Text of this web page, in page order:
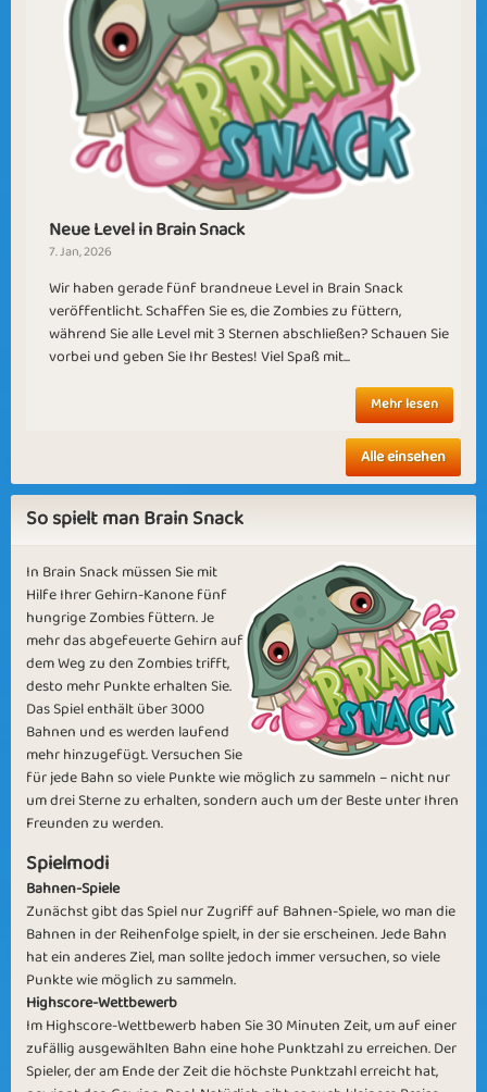
Half Way There Still Snowing?
A New Beginning
Bouncing Eyes
Hungry Zombies Chewing Brains
Monsters Snack Hour
Brains Out
Hunger Games Bouncing Brain
Neue Level in Brain Snack
7. Jan, 2026
Wir haben gerade fünf brandneue Level in Brain Snack
veröffentlicht. Schaffen Sie es, die Zombies zu füttern,
während Sie alle Level mit 3 Sternen abschließen? Schauen Sie
vorbei und geben Sie Ihr Bestes! Viel Spaß mit...
Mehr lesen
Alle einsehen
So spielt man Brain Snack
In Brain Snack müssen Sie mit
Hilfe Ihrer Gehirn-Kanone fünf
hungrige Zombies füttern. Je
mehr das abgefeuerte Gehirn auf
dem Weg zu den Zombies trifft,
desto mehr Punkte erhalten Sie.
Das Spiel enthält über 3000
Bahnen und es werden laufend
mehr hinzugefügt. Versuchen Sie
für jede Bahn so viele Punkte wie möglich zu sammeln – nicht nur
um drei Sterne zu erhalten, sondern auch um der Beste unter Ihren
Freunden zu werden.
Spielmodi
Bahnen-Spiele
Zunächst gibt das Spiel nur Zugriff auf Bahnen-Spiele, wo man die
Bahnen in der Reihenfolge spielt, in der sie erscheinen. Jede Bahn
hat ein anderes Ziel, man sollte jedoch immer versuchen, so viele
Punkte wie möglich zu sammeln.
Highscore-Wettbewerb
Im Highscore-Wettbewerb haben Sie 30 Minuten Zeit, um auf einer
zufällig ausgewählten Bahn eine hohe Punktzahl zu erreichen. Der
Spieler, der am Ende der Zeit die höchste Punktzahl erreicht hat,